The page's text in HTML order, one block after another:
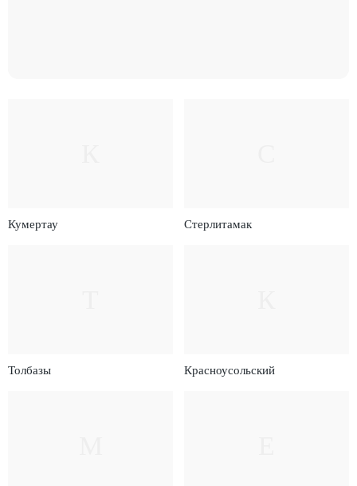
Кумертау Стерлитамак
Толбазы Красноусольский